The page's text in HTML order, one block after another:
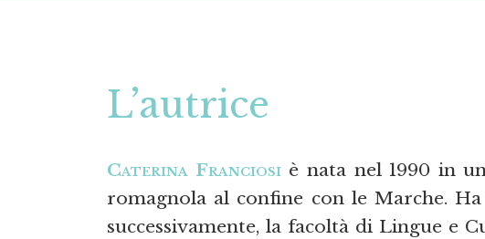
L’autrice
Caterina Franciosiè nata nel 1990 in
romagnola al confine con le Marche.
successivamente, la facoltà di Lingue e